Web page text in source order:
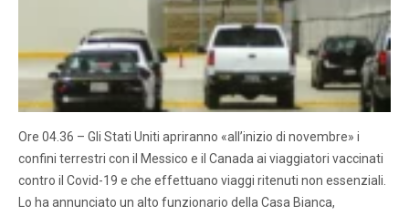
Ore 04.36 – Gli Stati Uniti apriranno «all’inizio di novembre» i
confini terrestri con il Messico e il Canada ai viaggiatori vaccinati
contro il Covid-19 e che effettuano viaggi ritenuti non essenziali.
Lo ha annunciato un alto funzionario della Casa Bianca,